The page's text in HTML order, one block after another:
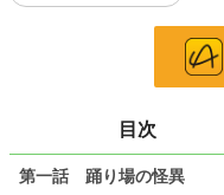
16,960 位 /
42 pt
目次
第一話 踊り場の怪異